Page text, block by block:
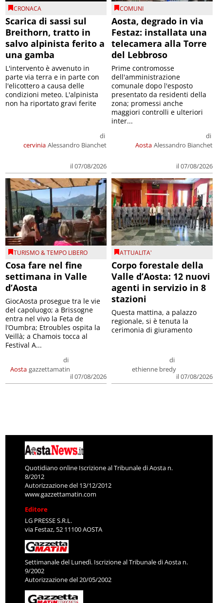
CRONACA
Scarica di sassi sul
Breithorn, tratto in
salvo alpinista ferito a
una gamba
cervinia
di
Alessandro Bianchet
il 07/08/2026
L'intervento è avvenuto in
parte via terra e in parte con
l'elicottero a causa delle
condizioni meteo. L'alpinista
non ha riportato gravi ferite
COMUNI
Aosta, degrado in via
Festaz: installata una
telecamera alla Torre
del Lebbroso
Aosta
di
Alessandro Bianchet
il 07/08/2026
Prime contromosse
dell'amministrazione
comunale dopo l'esposto
presentato da residenti della
zona; promessi anche
maggiori controlli e ulteriori
inter...
TURISMO & TEMPO LIBERO
Cosa fare nel fine
settimana in Valle
d’Aosta
Aosta
di
gazzettamatin
il 07/08/2026
GiocAosta prosegue tra le vie
del capoluogo; a Brissogne
entra nel vivo la Feta de
l’Oumbra; Etroubles ospita la
Veillà; a Chamois tocca al
Festival A...
ATTUALITA'
Corpo forestale della
Valle d’Aosta: 12 nuovi
agenti in servizio in 8
stazioni
di
ethienne bredy
il 07/08/2026
Questa mattina, a palazzo
regionale, si è tenuta la
cerimonia di giuramento
Quotidiano online Iscrizione al Tribunale di Aosta n.
8/2012
Autorizzazione del 13/12/2012
www.gazzettamatin.com
Editore
LG PRESSE S.R.L.
via Festaz, 52 11100 AOSTA
Settimanale del Lunedì. Iscrizione al Tribunale di Aosta n.
9/2002
Autorizzazione del 20/05/2002